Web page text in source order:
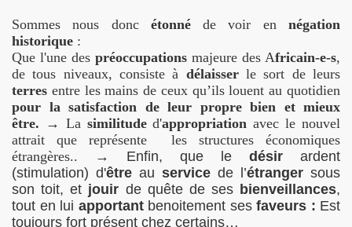
Sommes nous donc étonnéde voir ennégation
historique :
Que l'une des préoccupations majeure des Africain-e-s,
de tous niveaux, consiste à délaisserle sort de leurs
terres entre les mains de ceux qu’ils louent au quotidien
pour la satisfaction de leur propre bien et mieux
être. → La similituded'appropriation avec le nouvel
attrait que représente les structures économiques
étrangères..
→ Enfin, que le désir ardent
(stimulation) d'être au service de l’étranger sous
son toit, et jouir de quête de ses bienveillances,
tout en lui apportantbenoitement ses faveurs : Est
toujours fort présent chez certains…